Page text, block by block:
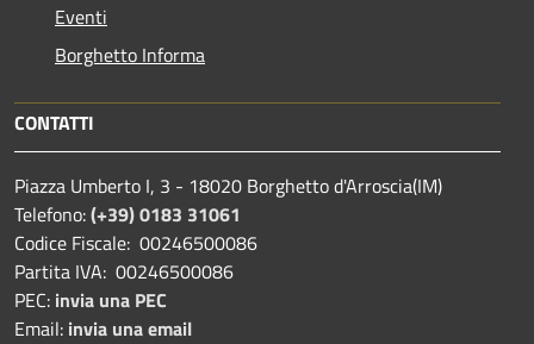
Eventi
Borghetto Informa
CONTATTI
Piazza Umberto I, 3 - 18020 Borghetto d'Arroscia(IM)
Telefono:(+39) 0183 31061
Codice Fiscale: 00246500086
Partita IVA: 00246500086
PEC: invia una PEC
Email: invia una email